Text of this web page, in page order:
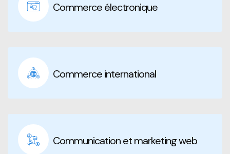
Commerce électronique
Commerce international
Communication et marketing web